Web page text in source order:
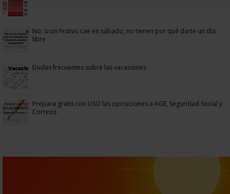
No: si un festivo cae en sábado, no tienen por qué darte un día
libre
Dudas frecuentes sobre las vacaciones
Prepara gratis con USO las oposiciones a AGE, Seguridad Social y
Correos